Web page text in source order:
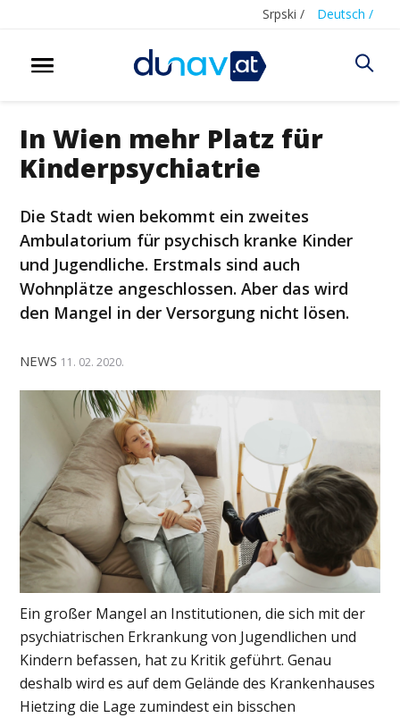
Srpski / Deutsch /
In Wien mehr Platz für
Kinderpsychiatrie
Die Stadt wien bekommt ein zweites
Ambulatorium für psychisch kranke Kinder
und Jugendliche. Erstmals sind auch
Wohnplätze angeschlossen. Aber das wird
den Mangel in der Versorgung nicht lösen.
NEWS 11. 02. 2020.
Ein großer Mangel an Institutionen, die sich mit der
psychiatrischen Erkrankung von Jugendlichen und
Kindern befassen, hat zu Kritik geführt. Genau
deshalb wird es auf dem Gelände des Krankenhauses
Hietzing die Lage zumindest ein bisschen